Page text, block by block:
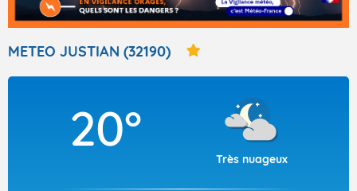
TOUS LES RÉSULTATS
Articles
METEO JUSTIAN (32190)
20°
Très nuageux